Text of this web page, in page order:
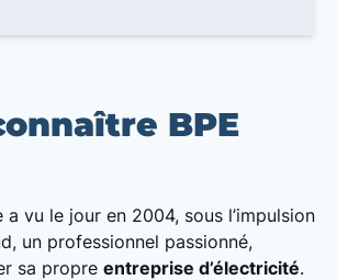
BPE
vu le jour en 2004, sous l’impulsion
un professionnel passionné,
sa propre entreprise d’électricité.